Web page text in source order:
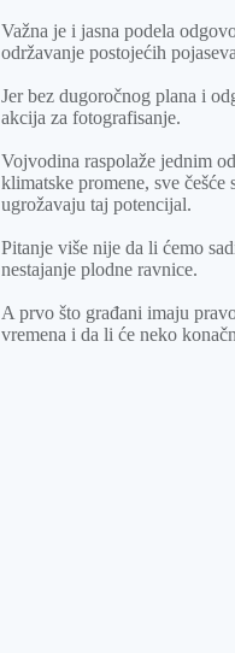
Važna je i jasna podela
održavanje postojećih
Jer bez dugoročnog plana i
akcija za fotografisanje.
Vojvodina raspolaže jednim
klimatske promene, sve
ugrožavaju taj potencijal.
Pitanje više nije da li ćemo
nestajanje plodne ravnice.
A prvo što građani imaju
vremena i da li će neko